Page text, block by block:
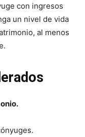
con ingresos
un nivel de vida
al menos